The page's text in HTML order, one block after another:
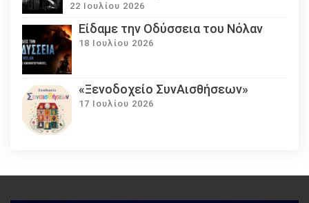
22 Ιουλίου 2026
Eίδαμε την Οδύσσεια του Νόλαν
18 Ιουλίου 2026
«Ξενοδοχείο ΣυνΑισθήσεων»
17 Ιουλίου 2026